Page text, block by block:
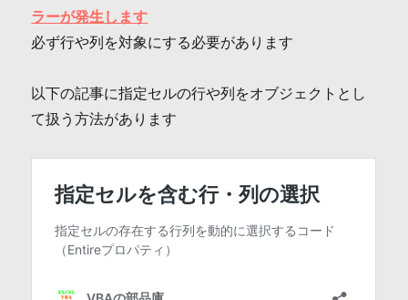
ラーが発生します
必ず行や列を対象にする必要があります
以下の記事に指定セルの行や列をオブジェクトとし
て扱う方法があります